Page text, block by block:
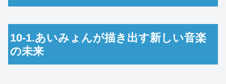
10-1.あいみょんが描き出す新しい音楽
の未来